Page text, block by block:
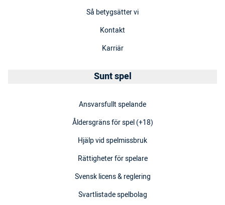
Så betygsätter vi
Kontakt
Karriär
Sunt spel
Ansvarsfullt spelande
Åldersgräns för spel (+18)
Hjälp vid spelmissbruk
Rättigheter för spelare
Svensk licens & reglering
Svartlistade spelbolag